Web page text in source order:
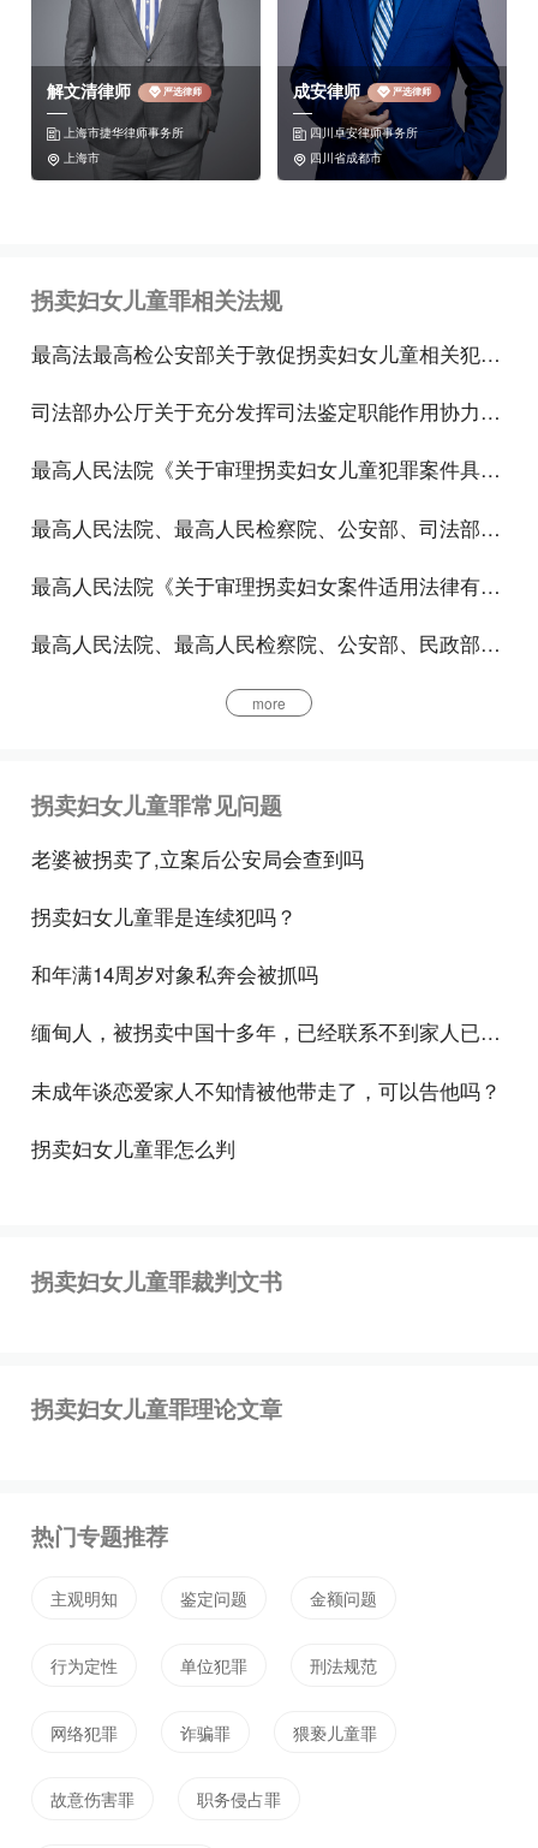
本罪的主体为一般主体。任何达到刑事责任年龄并具
有刑事责任能力的自然人均能构成本罪。
主观要件
本罪在主观方面表现为直接故意。而且行为人主观上
具有出卖的目的。根据本条的规定，只要行为人以出
童罪。至于是否卖出，即犯罪目的是否实现不影响本
罪的成立。但是，如果行为人实施上述行为并不是以
卖淫等目的，则可能构成其他犯罪，不构成本罪。但
实践中有的行为人收买被拐卖的妇女、儿童是为了与
后，由于被害人反抗或者其他原因，行为人又将收买
的妇女、儿童卖给他人，应以本罪处罚。实践中，拐
除不以营利为目的而实施拐卖妇女、儿童的行为。如
出于报复他人动机而实施拐卖妇女、儿童的行为。如
果仅强调以营利为目的，就会漏掉不以营利为目的而
婚姻介绍人的机会，向其中一方或双方索取财物的行
为。借介绍收养而索取财物，是指行为人借为他人介
卖妇女、儿童罪与上述两种行为，应当把握以下几
点:
和违背其意志的；而介绍婚姻索取财物的行为，其婚
只是起牵线搭桥作用。
具有交易的性质，行为人获取的财物是妇女、儿童的
身价，且数额较高；而介绍婚姻、介绍收养的，收取
的财物具有酬谢的性质，不是将妇女、儿童作为买卖
上索取酬金，数目相对较低。
3、主观目的不同。行为人拐卖妇女、儿童主观上是
是以获取财物作为适当的酬谢。
解文清律师 严选律师
 上海市捷华律师事务所
 上海市
成安律师 严选律师
 四川卓安律师事务所
 四川省成都市
拐卖妇女儿童罪相关法规
最高法最高检公安部关于敦促拐卖妇女儿童相关犯罪嫌疑人投案自首的通告
司法部办公厅关于充分发挥司法鉴定职能作用协力打击拐卖妇女儿童犯罪专项行动的通知
最高人民法院《关于审理拐卖妇女儿童犯罪案件具体应用法律若干问题的解释》
最高人民法院、最高人民检察院、公安部、司法部《关于限令拐卖妇女儿童犯罪人员投案自首的通告》
最高人民法院《关于审理拐卖妇女案件适用法律有关问题的解释》
最高人民法院、最高人民检察院、公安部、民政部、司法部、全国妇联《关于坚决打击拐卖妇女儿童犯罪活动的通知》
more
拐卖妇女儿童罪常见问题
老婆被拐卖了,立案后公安局会查到吗
拐卖妇女儿童罪是连续犯吗？
和年满14周岁对象私奔会被抓吗
缅甸人，被拐卖中国十多年，已经联系不到家人已经十多年没有联系过，去自首会不会拘留
未成年谈恋爱家人不知情被他带走了，可以告他吗？
拐卖妇女儿童罪怎么判
拐卖妇女儿童罪裁判文书
拐卖妇女儿童罪理论文章
热门专题推荐
主观明知 鉴定问题 金额问题
行为定性 单位犯罪 刑法规范
网络犯罪 诈骗罪 猥亵儿童罪
故意伤害罪 职务侵占罪